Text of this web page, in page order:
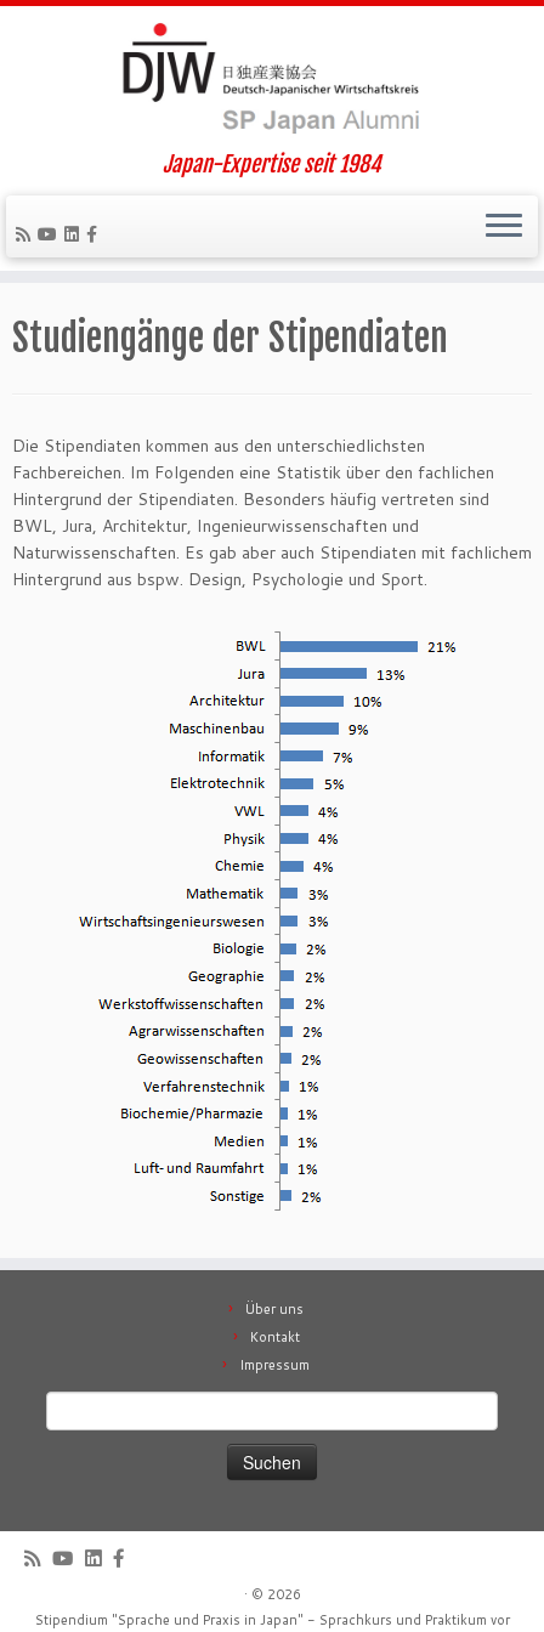
Inhalt
springen
Japan-Expertise seit 1984
Studiengänge der Stipendiaten
Die Stipendiaten kommen aus den unterschiedlichsten
Fachbereichen. Im Folgenden eine Statistik über den fachlichen
Hintergrund der Stipendiaten. Besonders häufig vertreten sind
BWL, Jura, Architektur, Ingenieurwissenschaften und
Naturwissenschaften. Es gab aber auch Stipendiaten mit fachlichem
Hintergrund aus bspw. Design, Psychologie und Sport.
Über uns
Kontakt
Impressum
· © 2026
Stipendium "Sprache und Praxis in Japan" - Sprachkurs und Praktikum vor